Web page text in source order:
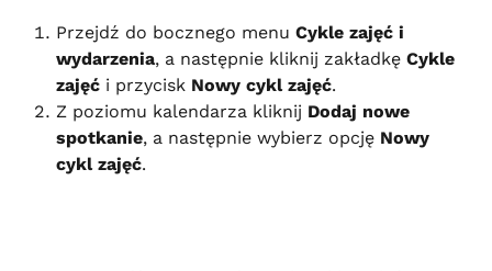
Przejdź do bocznego menu Cykle zajęć i
wydarzenia, a następnie kliknij zakładkę Cykle
zajęć i przycisk Nowy cykl zajęć.
Z poziomu kalendarza kliknij Dodaj nowe
spotkanie, a następnie wybierz opcję Nowy
cykl zajęć.